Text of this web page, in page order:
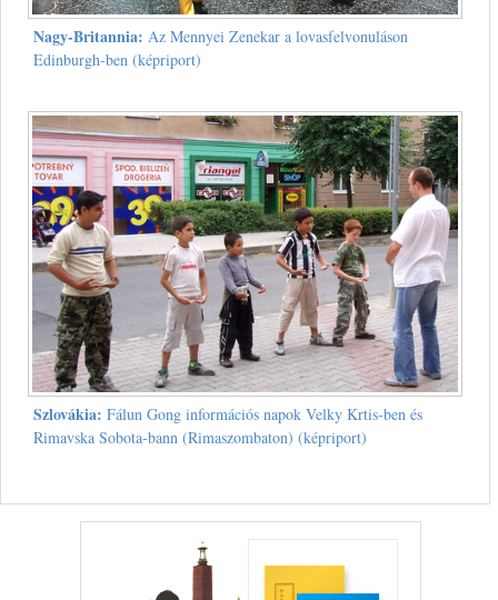
Nagy-Britannia: Az Mennyei Zenekar a lovasfelvonuláson
Edinburgh-ben (képriport)
Szlovákia: Fálun Gong információs napok Velky Krtis-ben és
Rimavska Sobota-bann (Rimaszombaton) (képriport)